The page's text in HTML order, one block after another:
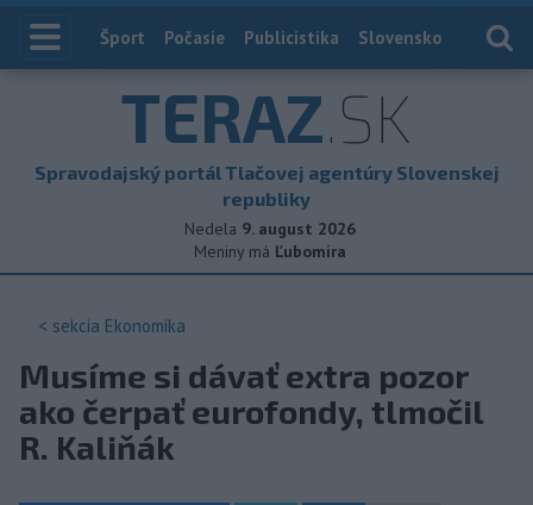
Index
Šport Počasie Publicistika Slovensko
TERAZ.SK
Spravodajský portál Tlačovej agentúry Slovenskej
republiky
Nedela 9. august 2026
Meniny má Ľubomíra
< sekcia Ekonomika
Musíme si dávať extra pozor
ako čerpať eurofondy, tlmočil
R. Kaliňák